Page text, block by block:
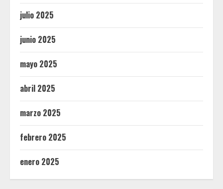
julio 2025
junio 2025
mayo 2025
abril 2025
marzo 2025
febrero 2025
enero 2025